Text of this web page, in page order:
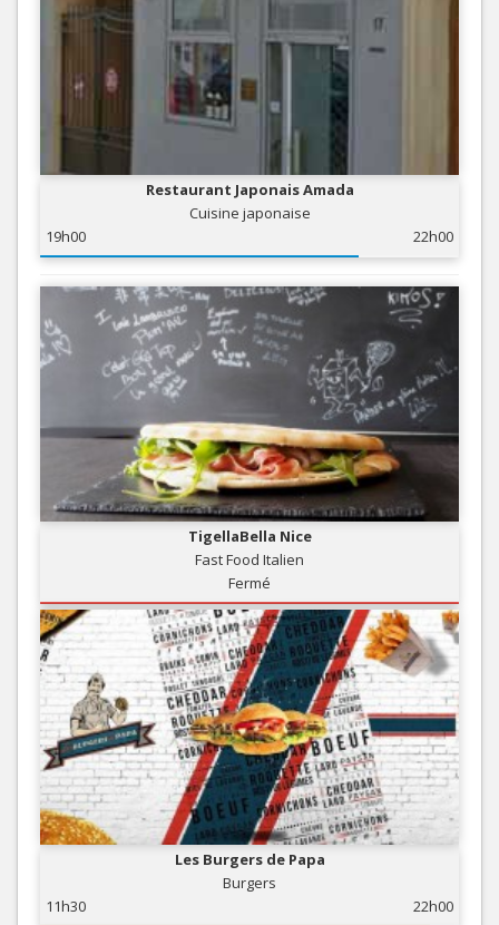
Restaurant Japonais Amada
Cuisine japonaise
19h00
22h00
TigellaBella Nice
Fast Food Italien
Fermé
Les Burgers de Papa
Burgers
11h30
22h00